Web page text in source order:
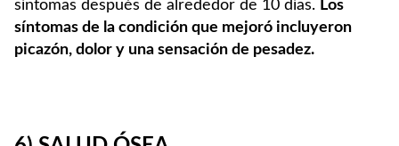
síntomas después de alrededor de 10 días. Los
síntomas de la condición que mejoró incluyeron
picazón, dolor y una sensación de pesadez.